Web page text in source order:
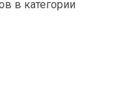
в категории